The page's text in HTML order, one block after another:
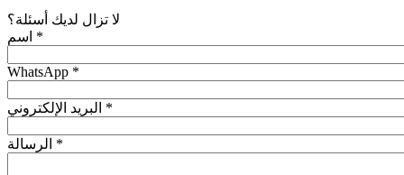
لا تزال لديك أسئلة؟
*
WhatsApp *
*
*